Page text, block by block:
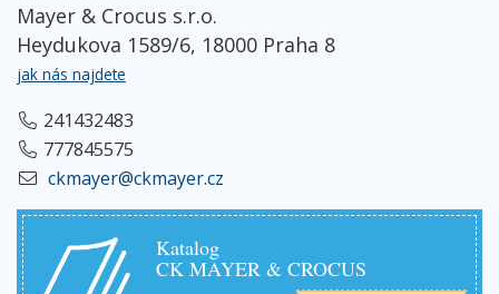
Mayer & Crocus s.r.o.
Heydukova 1589/6, 18000 Praha 8
jak nás najdete
241432483
777845575
ckmayer@ckmayer.cz
Katalog
CK MAYER & CROCUS